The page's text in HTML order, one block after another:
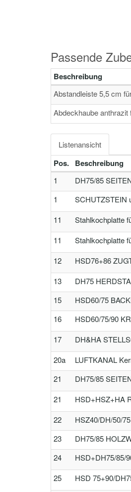
Passende
Beschreibung
Abstandleiste 5,5 cm
Abdeckhaube anthrazit
Listenansicht
Pos. Beschreibung
1 DH75/85
1 SCHUTZSTEIN
11 Stahlkochplatte
11 Stahlkochplatte
12 HSD76+86
13 DH75
15 HSD60/75
16 HSD60/75/90
17 DH&HA
20a LUFTKANAL
21 DH75/85
21 HSD+HSZ+HA
22 HSZ40/DH/50/
23 DH75/85
24 HSD+DH75/85/
25 HSD 75+90/